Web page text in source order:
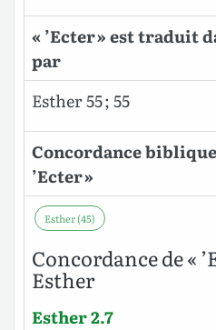
« ’Ecter » est traduit
par
Esther 55 ; 55
Concordance
’Ecter »
Esther (45)
Concordance de «
Esther
Esther 2.7